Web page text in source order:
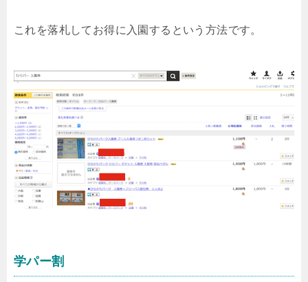
これを落札してお得に入園するという方法です。
学パー割